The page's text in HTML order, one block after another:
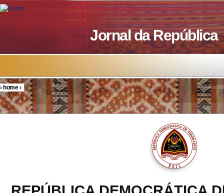
Skip to main content
Jornal da República
You are here
›home›